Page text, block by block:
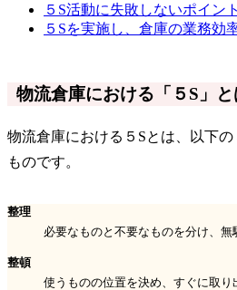
５S活動に失敗しないポイント
５Sを実施し、倉庫の業務効
物流倉庫における「５S」と
物流倉庫における５Sとは、以下
ものです。
整理
必要なものと不要なものを分け、無
整頓
使うものの位置を決め、すぐに取り